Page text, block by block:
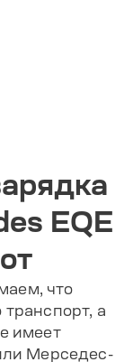
EQE
что
а
имеет
Мерседес-